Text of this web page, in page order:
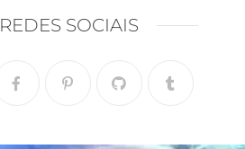
REDES SOCIAIS